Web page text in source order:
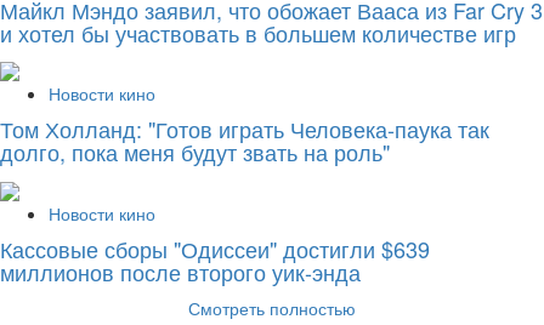
Майкл Мэндо заявил, что обожает Вааса из Far Cry 3
и хотел бы участвовать в большем количестве игр
Новости кино
Том Холланд: "Готов играть Человека-паука так
долго, пока меня будут звать на роль"
Новости кино
Кассовые сборы "Одиссеи" достигли $639
миллионов после второго уик-энда
Смотреть полностью